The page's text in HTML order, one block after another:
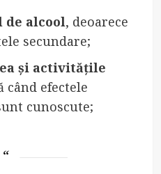
de alcool, deoarece
secundare;
și activitățile
când efectele
cunoscute;